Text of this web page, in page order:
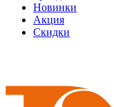
Новинки
Акция
Скидки